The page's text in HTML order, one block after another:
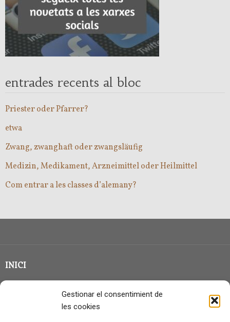
Gestionar el consentimient de
les cookies
entrades recents al bloc
Priester oder Pfarrer?
etwa
Zwang, zwanghaft oder zwangsläufig
Medizin, Medikament, Arzneimittel oder Heilmittel
Com entrar a les classes d’alemany?
INICI